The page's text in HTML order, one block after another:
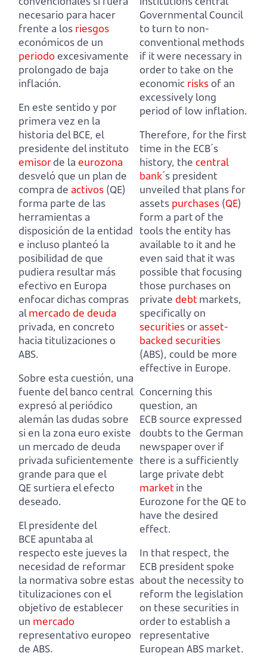
necesario para hacer
frente a los riesgos
económicos de un
periodoexcesivamente
prolongado de baja
inflación.
En este sentido y por
primera vez en la
historia del BCE, el
presidente del instituto
emisorde la eurozona
desveló que un plan de
compra de activos (QE)
forma parte de las
herramientas a
disposición de la entidad
e incluso planteó la
posibilidad de que
pudiera resultar más
efectivo en Europa
enfocar dichas compras
almercado de deuda
privada, en concreto
hacia titulizaciones o
ABS.
Sobre esta cuestión, una
fuente del banco central
expresó al periódico
alemán las dudas sobre
si en la zona euro existe
un mercado de deuda
privada suficientemente
grande para que el
QE surtiera el efecto
deseado.
El presidente del
BCE apuntaba al
respecto este jueves la
necesidad de reformar
la normativa sobre estas
titulizaciones con el
objetivo de establecer
un mercado
representativo europeo
de ABS.
Governmental Council
to turn to non-
conventional methods
if it were necessary in
order to take on the
economic risksof an
excessively long
period of low inflation.
Therefore, for the first
time in the ECB´s
history, the central
bank´s president
unveiled that plans for
assets purchases (QE)
form a part of the
tools the entity has
available to it and he
even said that it was
possible that focusing
those purchaseson
private debt markets,
specifically on
securitiesorasset-
backed securities
(ABS), could be more
effective in Europe.
Concerning this
question, an
ECB source expressed
doubts to the German
newspaper over if
there is a sufficiently
large private debt
market in the
Eurozone for the QE to
have the desired
effect.
In that respect, the
ECB president spoke
about the necessity to
reform the legislation
on these securities in
order to establish a
representative
European ABS market.